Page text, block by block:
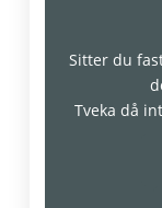
Sitter du
Tveka då